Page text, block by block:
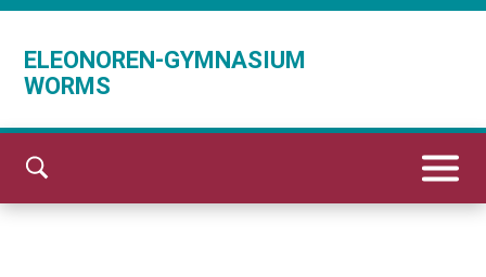
ELEONOREN-GYMNASIUM
WORMS